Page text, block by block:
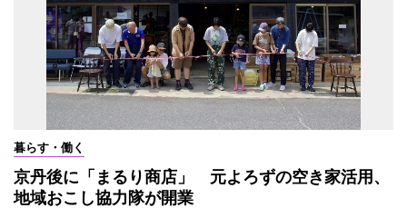
暮らす・働く
京丹後に「まるり商店」 元よろずの空き家活用、
地域おこし協力隊が開業